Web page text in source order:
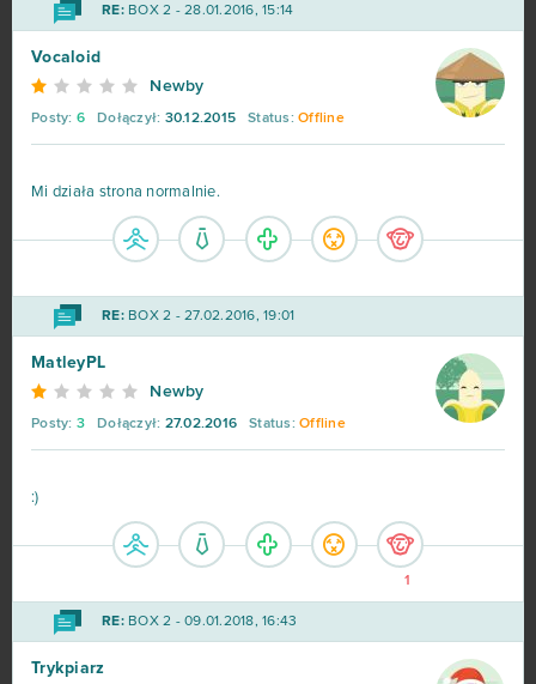
RE:BOX 2 - 28.01.2016, 15:14
Vocaloid
Newby
Posty: 6 Dołączył: 30.12.2015 Status: Offline
Mi działa strona normalnie.
RE:BOX 2 - 27.02.2016, 19:01
MatleyPL
Newby
Posty: 3 Dołączył: 27.02.2016 Status: Offline
:)
1
RE:BOX 2 - 09.01.2018, 16:43
Trykpiarz